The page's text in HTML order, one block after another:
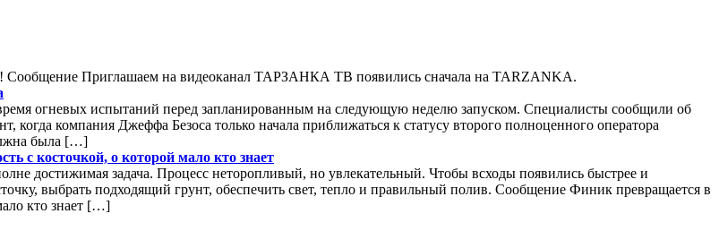
Приглашаем на видеоканал ТАРЗАНКА ТВ появились сначала на TARZANKA.
огневых испытаний перед запланированным на следующую неделю запуском. Специалисты сообщили об
компания Джеффа Безоса только начала приближаться к статусу второго полноценного оператора
была […]
с косточкой, о которой мало кто знает
достижимая задача. Процесс неторопливый, но увлекательный. Чтобы всходы появились быстрее и
выбрать подходящий грунт, обеспечить свет, тепло и правильный полив. Сообщение Финик превращается в
кто знает […]